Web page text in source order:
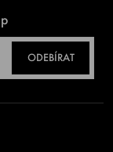
ODEBÍRAT